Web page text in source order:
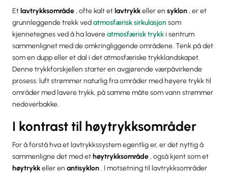
Et lavtrykksområde, ofte kalt et lavtrykkeller en syklon, er et
grunnleggende trekk vedatmosfærisk sirkulasjonsom
kjennetegnes ved å ha lavereatmosfærisk trykki sentrum
sammenlignet med de omkringliggende områdene. Tenk på det
som en dupp eller et dal i det atmosfæriske trykklandskapet.
Denne trykkforskjellen starter en avgjørende værpåvirkende
prosess: luft strømmer naturlig fra områder med høyere trykk til
områder med lavere trykk, på samme måte som vann strømmer
nedoverbakke.
I kontrast til høytrykksområder
For å forstå hva et lavtrykkssystem egentlig er, er det nyttig å
sammenligne det med et høytrykksområde, også kjent som et
høytrykkeller en antisyklon. I motsetning til lavtrykksområder